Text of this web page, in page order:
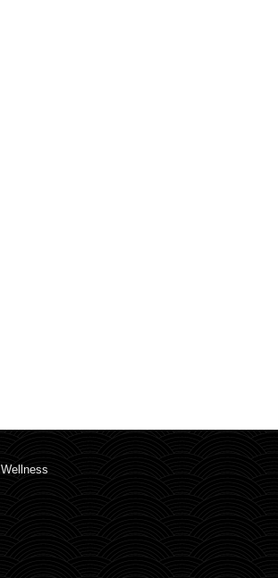
Wellness